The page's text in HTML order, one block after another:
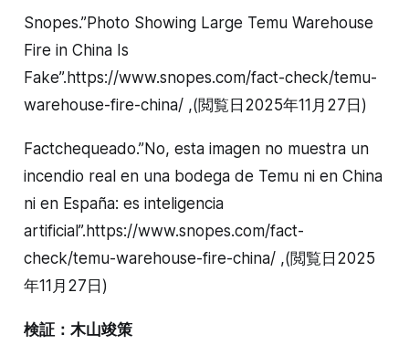
Snopes.”Photo Showing Large Temu Warehouse
Fire in China Is
Fake”.https://www.snopes.com/fact-check/temu-
warehouse-fire-china/ ,(閲覧日2025年11月27日)
Factchequeado.”No, esta imagen no muestra un
incendio real en una bodega de Temu ni en China
ni en España: es inteligencia
artificial”.https://www.snopes.com/fact-
check/temu-warehouse-fire-china/ ,(閲覧日2025
年11月27日)
検証：木山竣策